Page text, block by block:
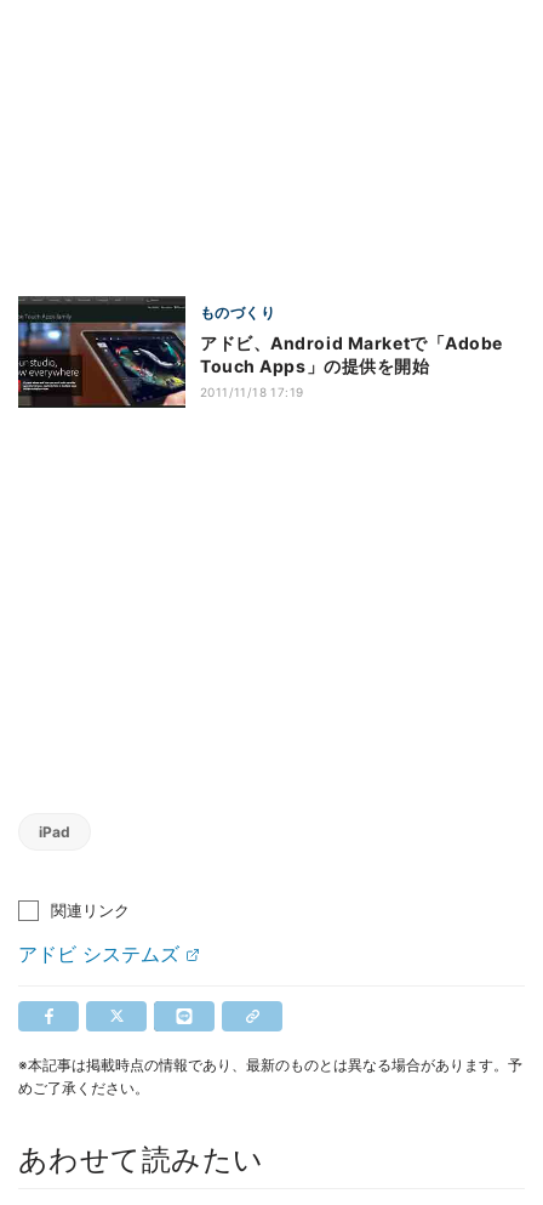
ものづくり
アドビ、Android Marketで「Adobe
Touch Apps」の提供を開始
2011/11/18 17:19
iPad
関連リンク
アドビ システムズ
※本記事は掲載時点の情報であり、最新のものとは異なる場合があります。予
めご了承ください。
あわせて読みたい